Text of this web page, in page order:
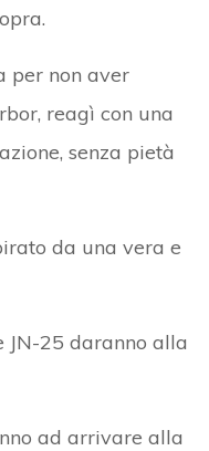
per non aver
reagì con una
senza pietà
da una vera e
JN-25 daranno alla
ad arrivare alla